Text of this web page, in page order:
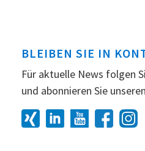
BLEIBEN SIE IN
Für aktuelle News folgen
und abonnieren Sie